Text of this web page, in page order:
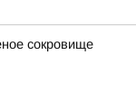
сокровище